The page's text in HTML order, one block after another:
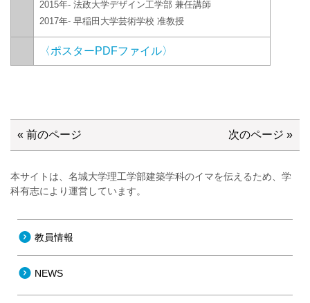
2015年- 法政大学デザイン工学部 兼任講師
2017年- 早稲田大学芸術学校 准教授
〈ポスターPDFファイル〉
« 前のページ 次のページ »
本サイトは、名城大学理工学部建築学科のイマを伝えるため、学
科有志により運営しています。
教員情報
NEWS